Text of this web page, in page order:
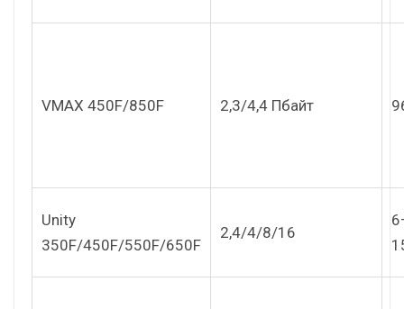
VMAX 450F/850F 2,3/4,4 Пбайт
Unity
350F/450F/550F/650F
2,4/4/8/16